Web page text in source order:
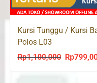
Kursi Tunggu / Kursi
Polos L03
Rp1,100,000
Original
Rp